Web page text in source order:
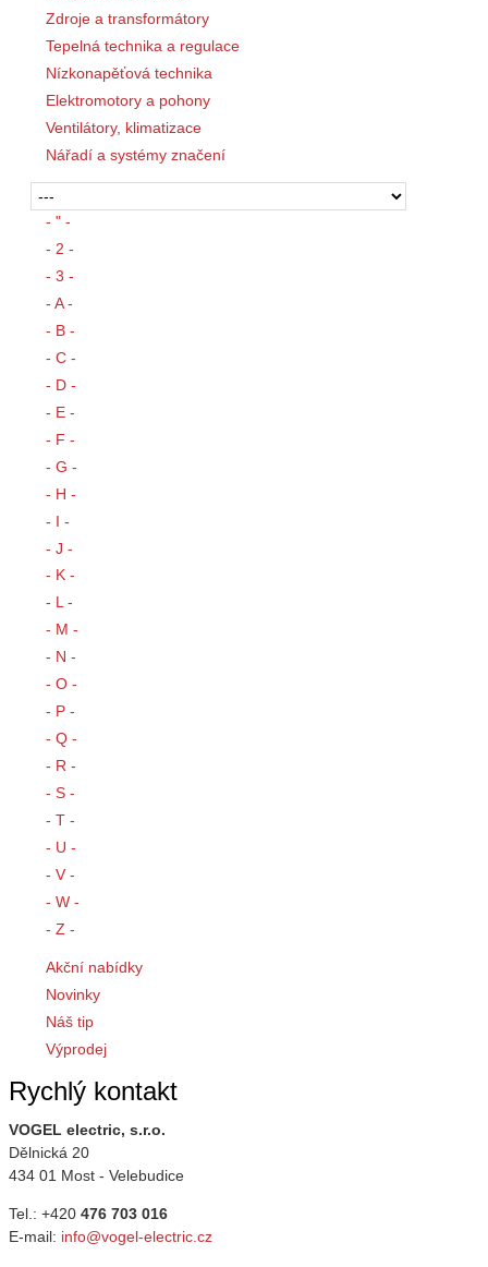
Zdroje a transformátory
Tepelná technika a regulace
Nízkonapěťová technika
Elektromotory a pohony
Ventilátory, klimatizace
Nářadí a systémy značení
- " -
- 2 -
- 3 -
- A -
- B -
- C -
- D -
- E -
- F -
- G -
- H -
- I -
- J -
- K -
- L -
- M -
- N -
- O -
- P -
- Q -
- R -
- S -
- T -
- U -
- V -
- W -
- Z -
Akční nabídky
Novinky
Náš tip
Výprodej
Rychlý kontakt
VOGEL electric, s.r.o.
Dělnická 20
434 01 Most - Velebudice
Tel.: +420 476 703 016
E-mail: info@vogel-electric.cz